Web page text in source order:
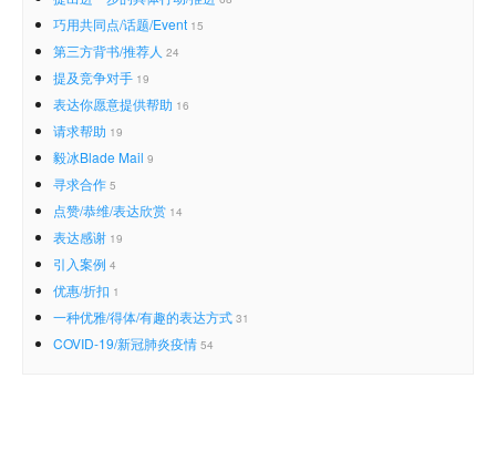
巧用共同点/话题/Event 15
第三方背书/推荐人 24
提及竞争对手 19
表达你愿意提供帮助 16
请求帮助 19
毅冰Blade Mail 9
寻求合作 5
点赞/恭维/表达欣赏 14
表达感谢 19
引入案例 4
优惠/折扣 1
一种优雅/得体/有趣的表达方式 31
COVID-19/新冠肺炎疫情 54